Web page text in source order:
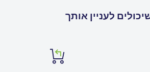
לעניין אותך